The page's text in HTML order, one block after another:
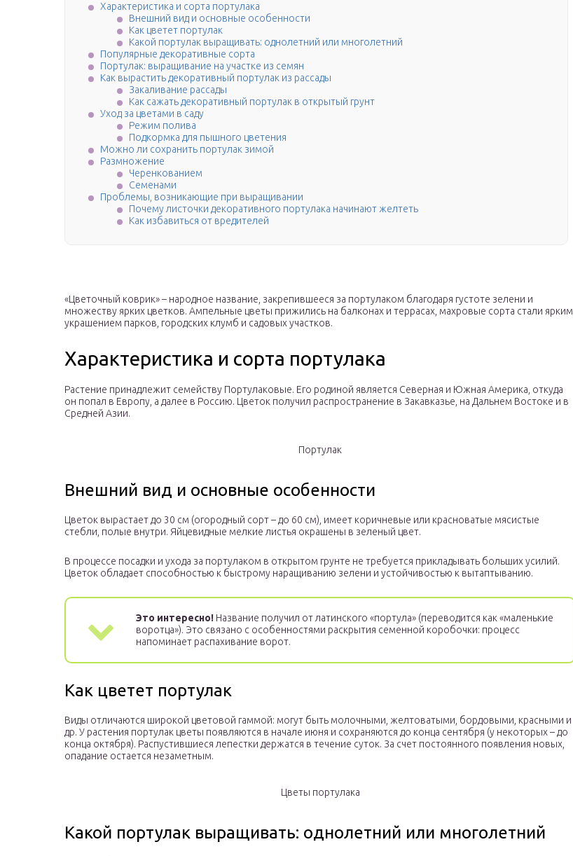
Характеристика и сорта портулака
Внешний вид и основные особенности
Как цветет портулак
Какой портулак выращивать: однолетний или многолетний­
Популярные декоративные сорта
Портулак: выращивание на участке из семян
Как вырастить декоративный портулак из рассады
Закаливание рассады
Как сажать декоративный портулак в открытый грунт
Уход за цветами в саду
Режим полива
Подкормка для пышного цветения
Можно ли сохранить портулак зимой
Размножение
Черенкованием
Семенами
Проблемы, возникающие при выращивании
Почему листочки декоративного портулака начинают желтеть
Как избавиться от вредителей
«Цветочный коврик» – народное название, закрепившееся за портулаком благодаря густоте зелени и
множеству ярких цветков. Ампельные цветы прижились на балконах и террасах, махровые сорта стали ярким
украшением парков, городских клумб и садовых участков.
Характеристика и сорта портулака
Растение принадлежит семейству Портулаковые. Его родиной является Северная и Южная Америка, откуда
он попал в Европу, а далее в Россию. Цветок получил распространение в Закавказье, на Дальнем Востоке и в
Средней Азии.
Портулак
Внешний вид и основные особенности
Цветок вырастает до 30 см (огородный сорт – до 60 см), имеет коричневые или красноватые мясистые
стебли, полые внутри. Яйцевидные мелкие листья окрашены в зеленый цвет.
В процессе посадки и ухода за портулаком в открытом грунте не требуется прикладывать больших усилий.
Цветок обладает способностью к быстрому наращиванию зелени и устойчивостью к вытаптыванию.
Это интересно! Название получил от латинского «портула» (переводится как «маленькие
воротца»). Это связано с особенностями раскрытия семенной коробочки: процесс
напоминает распахивание ворот.
Как цветет портулак
Виды отличаются широкой цветовой гаммой: могут быть молочными, желтоватыми, бордовыми, красными и
др. У растения портулак цветы появляются в начале июня и сохраняются до конца сентября (у некоторых – до
конца октября). Распустившиеся лепестки держатся в течение суток. За счет постоянного появления новых,
опадание остается незаметным.
Цветы портулака
Какой портулак выращивать: однолетний или многолетний­